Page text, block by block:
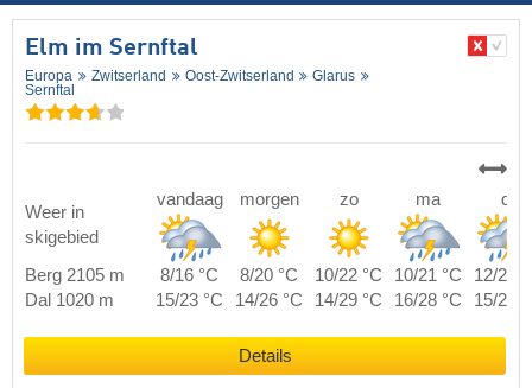
Elm im Sernftal
Europa Zwitserland Oost-Zwitserland
Glarus
Sernftal
Weer in
skigebied
vandaag morgen zo ma di
Berg 2105 m 8/16 °C 8/20 °C 10/22 °C 10/21 °C
12/20
Dal 1020 m
15/23 °C 14/26 °C 14/29 °C 16/28 °C 15/25
Details